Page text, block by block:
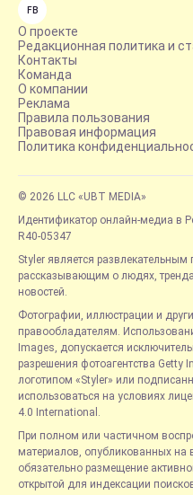
FB
О проекте
Редакционная политика и
Контакты
Команда
О компании
Реклама
Правила пользования
Правовая информация
Политика
© 2026 LLC «UBT MEDIA»
Идентификатор онлайн-медиа в
R40-05347
Styler является развлекательным
рассказывающим о людях,
новостей.
Фотографии, иллюстрации и
правообладателям.
Images, допускается
разрешения фотоагентства
логотипом «Styler» или
использоваться на условиях
4.0 International.
При полном или частичном
материалов, опубликованных на
обязательно размещение
открытой для индексации